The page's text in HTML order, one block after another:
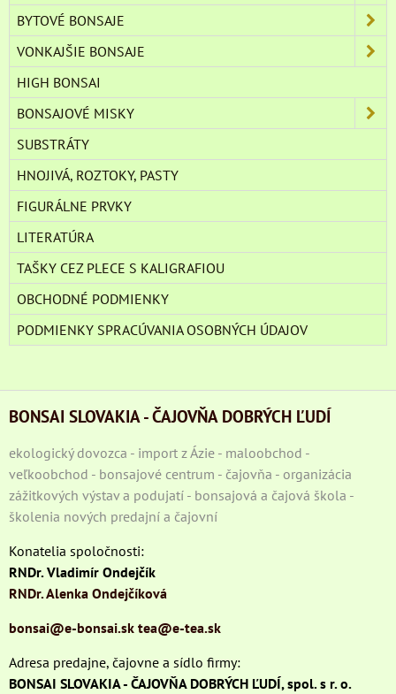
BYTOVÉ BONSAJE
VONKAJŠIE BONSAJE
HIGH BONSAI
BONSAJOVÉ MISKY
SUBSTRÁTY
HNOJIVÁ, ROZTOKY, PASTY
FIGURÁLNE PRVKY
LITERATÚRA
TAŠKY CEZ PLECE S KALIGRAFIOU
OBCHODNÉ PODMIENKY
PODMIENKY SPRACÚVANIA OSOBNÝCH ÚDAJOV
BONSAI SLOVAKIA - ČAJOVŇA DOBRÝCH ĽUDÍ
ekologický dovozca - import z Ázie - maloobchod -
veľkoobchod - bonsajové centrum - čajovňa - organizácia
zážitkových výstav a podujatí - bonsajová a čajová škola -
školenia nových predajní a čajovní
Konatelia spoločnosti:
RNDr. Vladimír Ondejčík
RNDr. Alenka Ondejčíková
bonsai@e-bonsai.sk tea@e-tea.sk
Adresa predajne, čajovne a sídlo firmy:
BONSAI SLOVAKIA - ČAJOVŇA DOBRÝCH ĽUDÍ, spol. s r. o.